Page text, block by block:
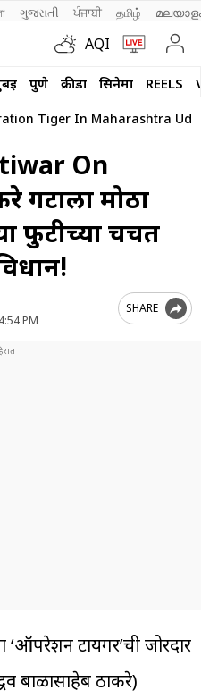
ગુજરાતી ਪੰਜਾਬੀ தமிழ்
AQI
पुणे क्रीडा सिनेमा REELS
Tiger In Maharashtra
On
गटाला मोठा
फुटीच्या चर्चेत
PM
SHARE
‘ऑपरेशन टायगर’ची जोरदार
बाळासाहेब ठाकरे)